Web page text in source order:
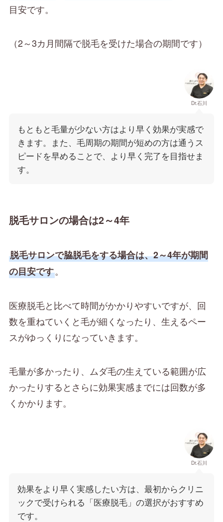
目安です。
（2～3カ月間隔で脱毛を受けた場合の期間です）
Dr.石川
もともと毛量が少ない方はより早く効果が実感で
きます。また、毛周期の期間が短めの方は通うス
ピードを早めることで、より早く完了を目指せま
す。
脱毛サロンの場合は2～4年
脱毛サロンで脇脱毛をする場合は、2～4年が期間
の目安です。
医療脱毛と比べて時間がかかりやすいですが、回
数を重ねていくと毛が細くなったり、生えるペー
スがゆっくりになっていきます。
毛量が多かったり、ムダ毛の生えている範囲が広
かったりするとさらに効果実感までには回数が多
くかかります。
Dr.石川
効果をより早く実感したい方は、最初からクリニ
ックで受けられる「医療脱毛」の選択がおすすめ
です。